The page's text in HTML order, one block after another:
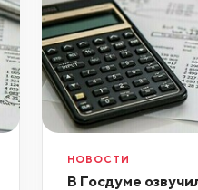
НОВОСТИ
В Госдуме